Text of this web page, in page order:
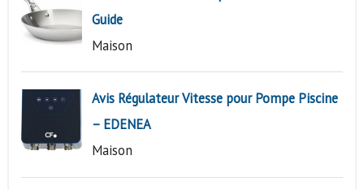
Guide
Maison
Avis Régulateur Vitesse pour Pompe Piscine
– EDENEA
Maison